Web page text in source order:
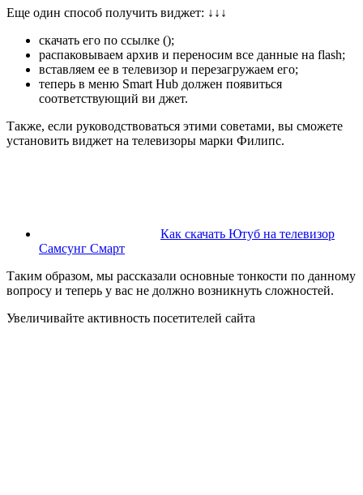
Еще один способ получить виджет: ↓↓↓
скачать его по ссылке ();
распаковываем архив и переносим все данные на flash;
вставляем ее в телевизор и перезагружаем его;
теперь в меню Smart Hub должен появиться
соответствующий ви джет.
Также, если руководствоваться этими советами, вы сможете
установить виджет на телевизоры марки Филипс.
Как скачать Ютуб на телевизор
Самсунг Смарт
Таким образом, мы рассказали основные тонкости по данному
вопросу и теперь у вас не должно возникнуть сложностей.
Увеличивайте активность посетителей сайта